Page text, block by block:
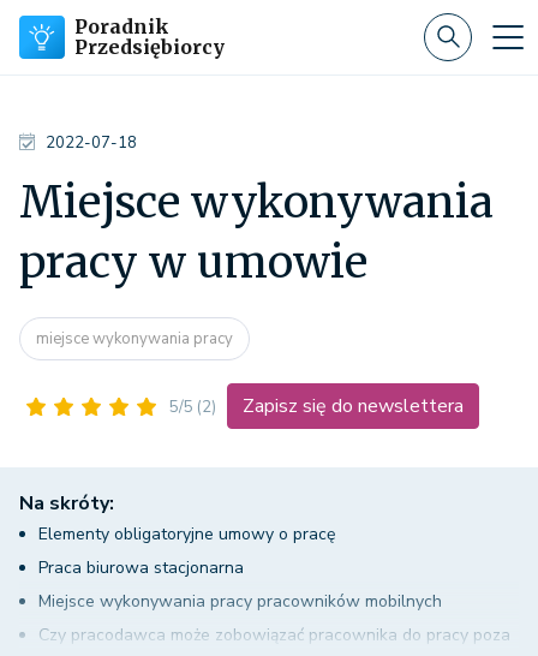
Poradnik
Przedsiębiorcy
2022-07-18
Miejsce wykonywania
pracy w umowie
miejsce wykonywania pracy
5/5 (2) Zapisz się do newslettera
Na skróty:
Elementy obligatoryjne umowy o pracę
Praca biurowa stacjonarna
Miejsce wykonywania pracy pracowników mobilnych
Czy pracodawca może zobowiązać pracownika do pracy poza